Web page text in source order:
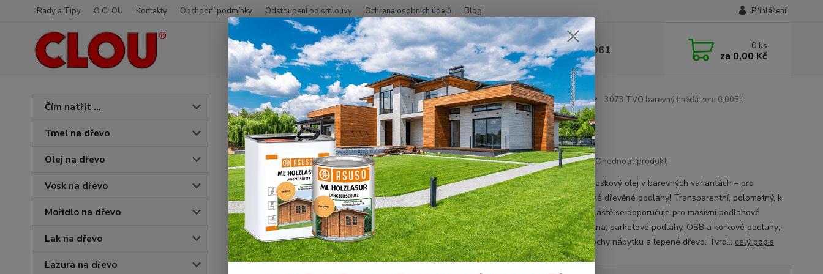
Rady a Tipy O CLOU Kontakty Obchodní podmínky Odstoupení od smlouvy Ochrana osobních údajů Blog Přihlášení
Hledat +420 377 441 961 0 ks
za 0,00 Kč
Čím natřít ...
Tmel na dřevo
Olej na dřevo
Vosk na dřevo
Mořidlo na dřevo
Lak na dřevo
Lazura na dřevo
Úvod OSMO - přírodní oleje Na dřevo uvnitř Podlahy Tvrdý voskový olej Barevný 3073 TVO barevný hnědá zem 0,005 l
3073 TVO barevný hnědá zem 0,005 l
Ohodnotit produkt
Osvědčený Tvrdý voskový olej v barevných variantách – pro
individuálně barevné dřevěné podlahy! Transparentní, polomatný, k
použití uvnitř Obzvláště se doporučuje pro masivní podlahové
palubky, selská prkna, parketové podlahy, OSB a korkové podlahy;
také vhodný na plochy nábytku a lepené dřevo. Tvrd... celý popis